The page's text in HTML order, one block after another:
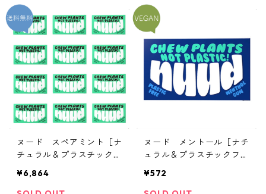
ヌード スペアミント［ナ
チュラル＆プラスチックフ
¥6,864
ヌード メントール［ナチ
ュラル＆プラスチックフリ
¥572